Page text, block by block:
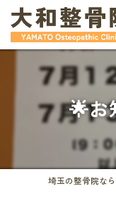
🌟お
埼玉の整骨院な